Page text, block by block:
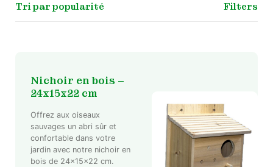
Filters
Nichoir en bois –
24x15x22 cm
Offrez aux oiseaux
sauvages un abri sûr et
confortable dans votre
jardin avec notre nichoir en
bois de 24x15x22 cm.